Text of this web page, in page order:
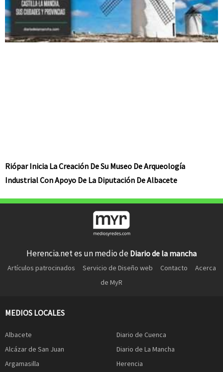
Riópar Inicia La Creación De Su Museo De Arqueología
Industrial Con Apoyo De La Diputación De Albacete
Herencia.net es un medio de Diario de la mancha
Artículos patrocinados Servicio de Diseño web Contacto
Acerca
de MyR
MEDIOS LOCALES
Albacete
Alcázar de San Juan
Argamasilla
Diario de Cuenca
Diario de La Mancha
Herencia